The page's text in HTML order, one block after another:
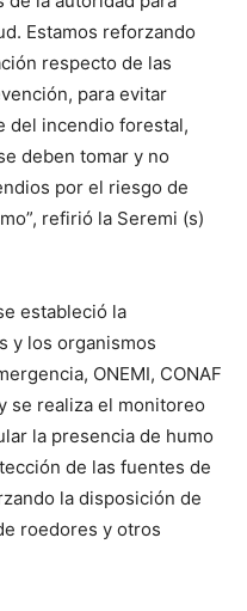
Estamos reforzando
respecto de las
para evitar
del incendio forestal,
deben tomar y no
por el riesgo de
refirió la Seremi (s)
estableció la
y los organismos
ONEMI, CONAF
se realiza el monitoreo
la presencia de humo
de las fuentes de
la disposición de
roedores y otros